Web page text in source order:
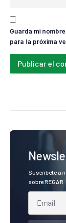
Guarda mi
para la próxima
Suscríbete a
sobre REGAR